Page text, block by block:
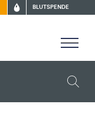
BLUTSPENDE